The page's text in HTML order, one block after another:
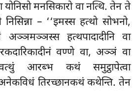
योनिसो मनसिकारो वा नत्थि. तेन ते
निसिन्ना – ‘‘इमस्स हत्थो सोभनो,
अञ्ञमञ्ञस्स हत्थपादादीनि वा
वण्णे वा, अञ्ञं वा
आरब्भ कथं समुट्ठापेत्वा
तिरच्छानकथं कथेन्ति. तेन